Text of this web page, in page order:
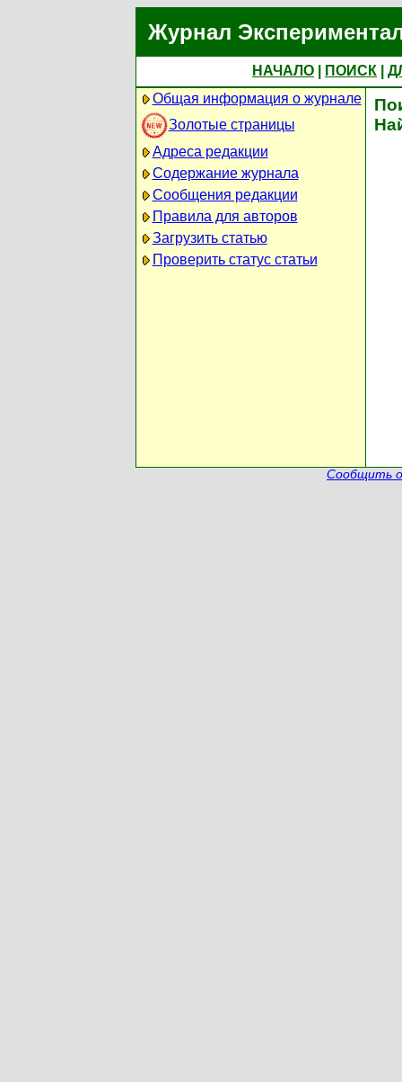
Журнал
НАЧАЛО ПОИСК
Общая информация о журнале
Золотые страницы
Адреса редакции
Содержание журнала
Сообщения редакции
Правила для авторов
Загрузить статью
Проверить статус статьи
Сообщить о